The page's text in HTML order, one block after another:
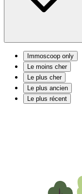
Immoscoop only
Le moins cher
Le plus cher
Le plus ancien
Le plus récent